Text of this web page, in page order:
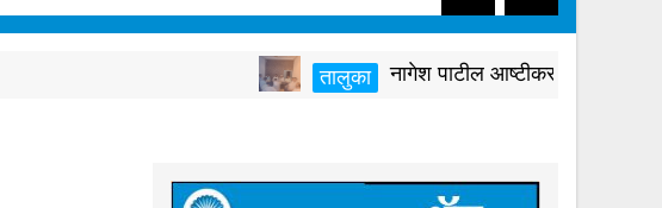
तालुका नागेश पाटील आष्टीकरांनी पक्षविरुद्ध